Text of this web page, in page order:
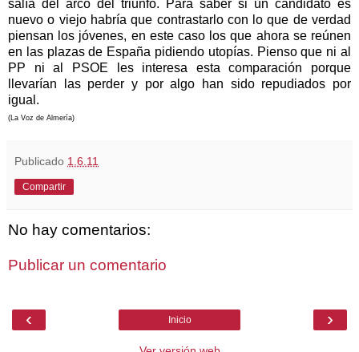
salía del arco del triunfo. Para saber si un candidato es
nuevo o viejo habría que contrastarlo con lo que de verdad
piensan los jóvenes, en este caso los que ahora se reúnen
en las plazas de España pidiendo utopías. Pienso que ni al
PP ni al PSOE les interesa esta comparación porque
llevarían las perder y por algo han sido repudiados por
igual.
(La Voz de Almería)
Publicado 1.6.11
Compartir
No hay comentarios:
Publicar un comentario
‹ ›
Inicio